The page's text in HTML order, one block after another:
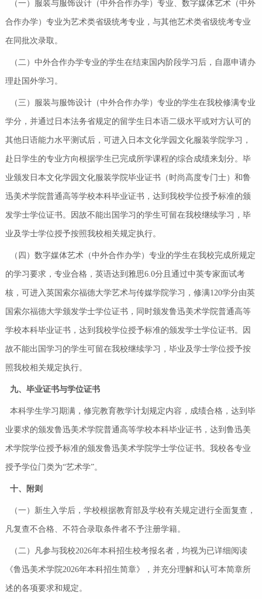
（一）服装与服饰设计（中外合作办学）专业、数字媒体艺术（中外
合作办学）专业为艺术类省级统考专业，与其他艺术类省级统考专业
在同批次录取。
（二）中外合作办学专业的学生在结束国内阶段学习后，自愿申请办
理赴国外学习。
（三）服装与服饰设计（中外合作办学）专业的学生在我校修满专业
学分，并通过日本法务省规定的留学生日本语二级水平或对方认可的
其他日语能力水平测试后，可进入日本文化学园文化服装学院学习，
赴日学生的专业方向根据学生已完成所学课程的综合成绩来划分。毕
业颁发日本文化学园文化服装学院毕业证书（时尚高度专门士）和鲁
迅美术学院普通高等学校本科毕业证书，达到我校学位授予标准的颁
发学士学位证书。因故不能出国学习的学生可留在我校继续学习，毕
业及学士学位授予按照我校相关规定执行。
（四）数字媒体艺术（中外合作办学）专业的学生在我校完成所规定
的学习要求，专业合格，英语达到雅思6.0分且通过中英专家面试考
核，可进入英国索尔福德大学艺术与传媒学院学习，修满120学分由英
国索尔福德大学颁发学士学位证书，同时颁发鲁迅美术学院普通高等
学校本科毕业证书，达到我校学位授予标准的颁发学士学位证书。因
故不能出国学习的学生可留在我校继续学习，毕业及学士学位授予按
照我校相关规定执行。
九、 毕业证书与学位证书
本科学生学习期满，修完教育教学计划规定内容，成绩合格，达到毕
业要求的颁发鲁迅美术学院普通高等学校本科毕业证书，达到鲁迅美
术学院学位授予标准的颁发鲁迅美术学院学士学位证书。我校各专业
授予学位门类为“艺术学”。
十、附则
（一）新生入学后，学校根据教育部及学校有关规定进行全面复查，
凡复查不合格、不符合录取条件者不予注册学籍。
（二）凡参与我校2026年本科招生校考报名者，均视为已详细阅读
《鲁迅美术学院2026年本科招生简章》，并充分理解和认可本简章所
述的各项要求和规定。